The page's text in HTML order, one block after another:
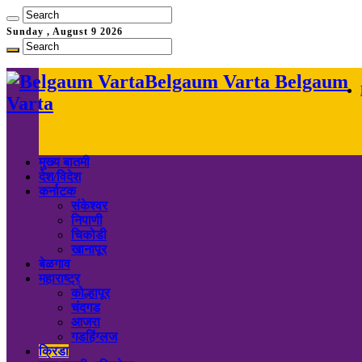
Sunday , August 9 2026
Belgaum Varta Belgaum
Varta
मुख्य बातमी
देश/विदेश
कर्नाटक
संकेश्वर
निपाणी
चिकोडी
खानापूर
बेळगाव
महाराष्ट्र
कोल्हापूर
चंदगड
आजरा
गडहिंग्लज
क्रिडा